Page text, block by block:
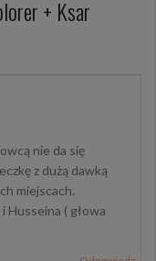
+ Ksar
nie da się
z dużą dawką
miejscach.
Husseina ( głowa